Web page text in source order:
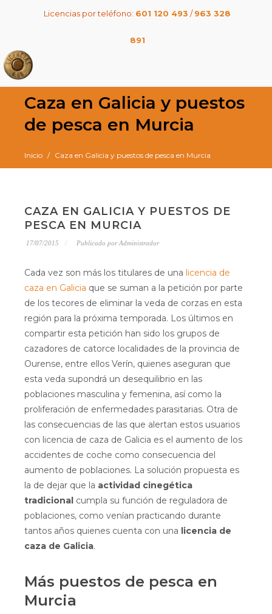
Licencias por teléfono: 601 120 493 /963 328
891
Caza en Galicia y puestos
de pesca en Murcia
Inicio Caza en Galicia y puestos de pesca en Murcia
CAZA EN GALICIA Y PUESTOS DE
PESCA EN MURCIA
17/07/2015 Publicado por Administrador
Cada vez son más los titulares de una licencia de
caza en Galicia que se suman a la petición por parte
de los tecores de eliminar la veda de corzas en esta
región para la próxima temporada. Los últimos en
compartir esta petición han sido los grupos de
cazadores de catorce localidades de la provincia de
Ourense, entre ellos Verín, quienes aseguran que
esta veda supondrá un desequilibrio en las
poblaciones masculina y femenina, así como la
proliferación de enfermedades parasitarias. Otra de
las consecuencias de las que alertan estos usuarios
con licencia de caza de Galicia es el aumento de los
accidentes de coche como consecuencia del
aumento de poblaciones. La solución propuesta es
la de dejar que la actividad cinegética
tradicional cumpla su función de reguladora de
poblaciones, como venían practicando durante
tantos años quienes cuenta con una licencia de
caza de Galicia.
Más puestos de pesca en
Murcia